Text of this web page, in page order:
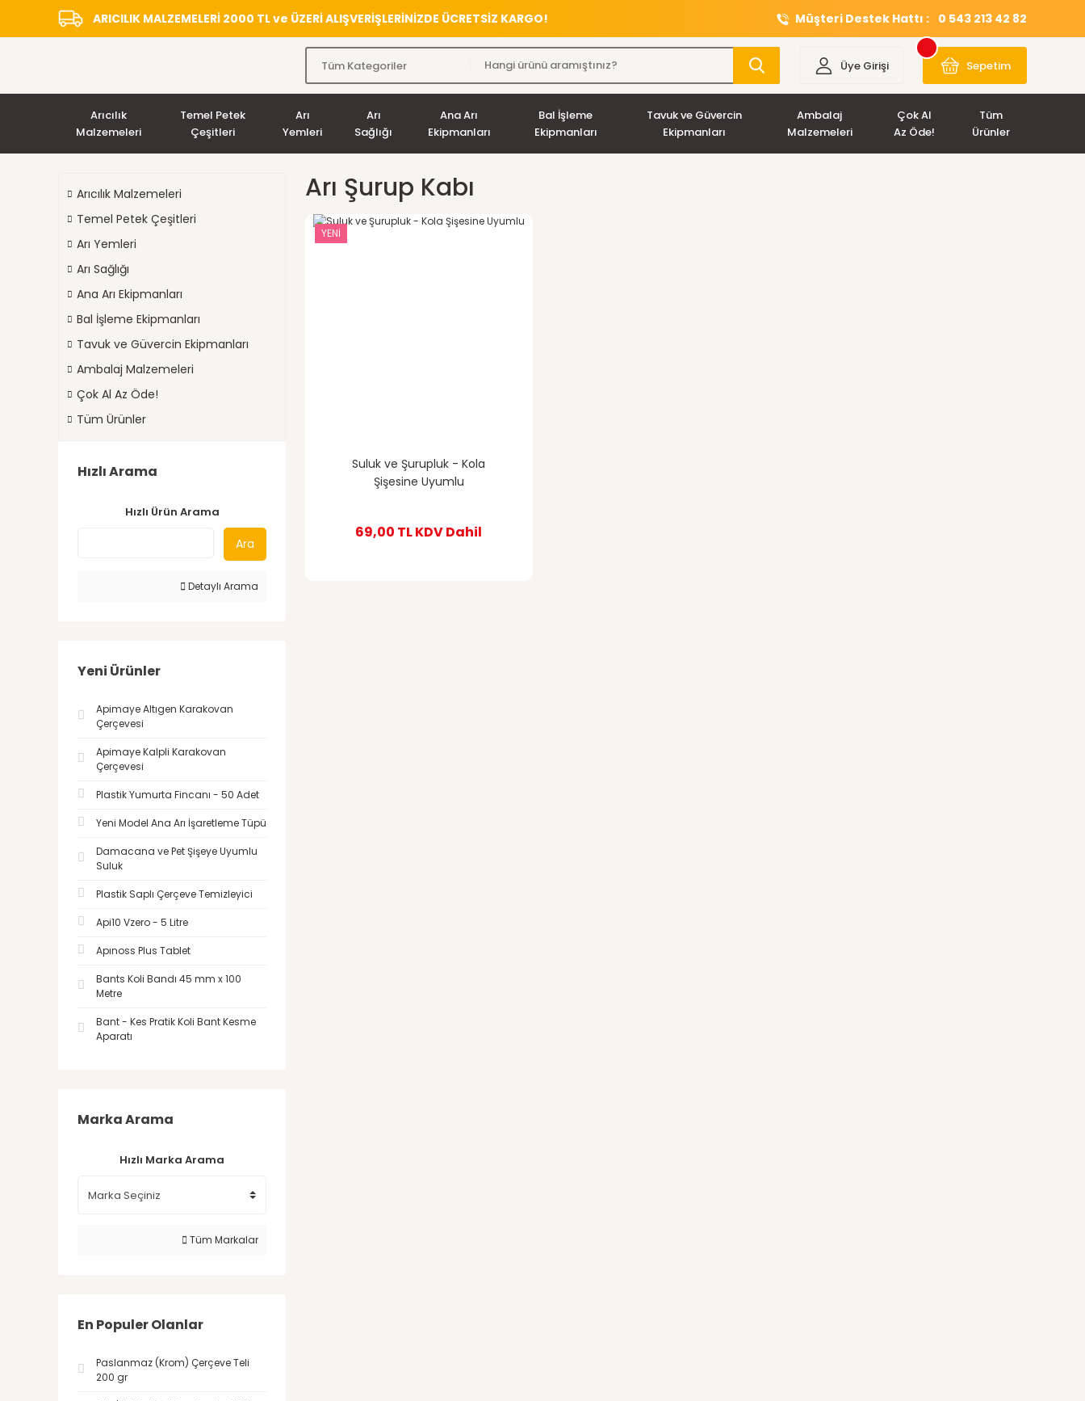
ARICILIK MALZEMELERİ 2000 TL ve ÜZERİ ALIŞVERİŞLERİNİZDE ÜCRETSİZ KARGO! Müşteri Destek Hattı : 0 543 213 42 82
Üye Girişi Sepetim
Arıcılık
Malzemeleri
Temel Petek
Çeşitleri
Arı
Yemleri
Arı
Sağlığı
Ana Arı
Ekipmanları
Bal İşleme
Ekipmanları
Tavuk ve Güvercin
Ekipmanları
Ambalaj
Malzemeleri
Çok Al
Az Öde!
Tüm
Ürünler
Arıcılık Malzemeleri
Temel Petek Çeşitleri
Arı Yemleri
Arı Sağlığı
Ana Arı Ekipmanları
Bal İşleme Ekipmanları
Tavuk ve Güvercin Ekipmanları
Ambalaj Malzemeleri
Çok Al Az Öde!
Tüm Ürünler
Hızlı Arama
Hızlı Ürün Arama
Ara
Detaylı Arama
Yeni Ürünler
Apimaye Altıgen Karakovan
Çerçevesi
Apimaye Kalpli Karakovan
Çerçevesi
Plastik Yumurta Fincanı - 50 Adet
Yeni Model Ana Arı İşaretleme Tüpü
Damacana ve Pet Şişeye Uyumlu
Suluk
Plastik Saplı Çerçeve Temizleyici
Api10 Vzero - 5 Litre
Apınoss Plus Tablet
Bants Koli Bandı 45 mm x 100
Metre
Bant - Kes Pratik Koli Bant Kesme
Aparatı
Marka Arama
Hızlı Marka Arama
Tüm Markalar
En Populer Olanlar
Paslanmaz (Krom) Çerçeve Teli
200 gr
Arı Şurup Kabı
YENİ
Suluk ve Şurupluk - Kola
Şişesine Uyumlu
69,00 TLKDV Dahil